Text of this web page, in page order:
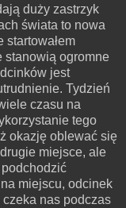
duży zastrzyk
świata to nowa
startowałem
stanowią ogromne
jest
Tydzień
czasu na
tego
okazję oblewać się
miejsce, ale
miejscu, odcinek
czeka nas podczas